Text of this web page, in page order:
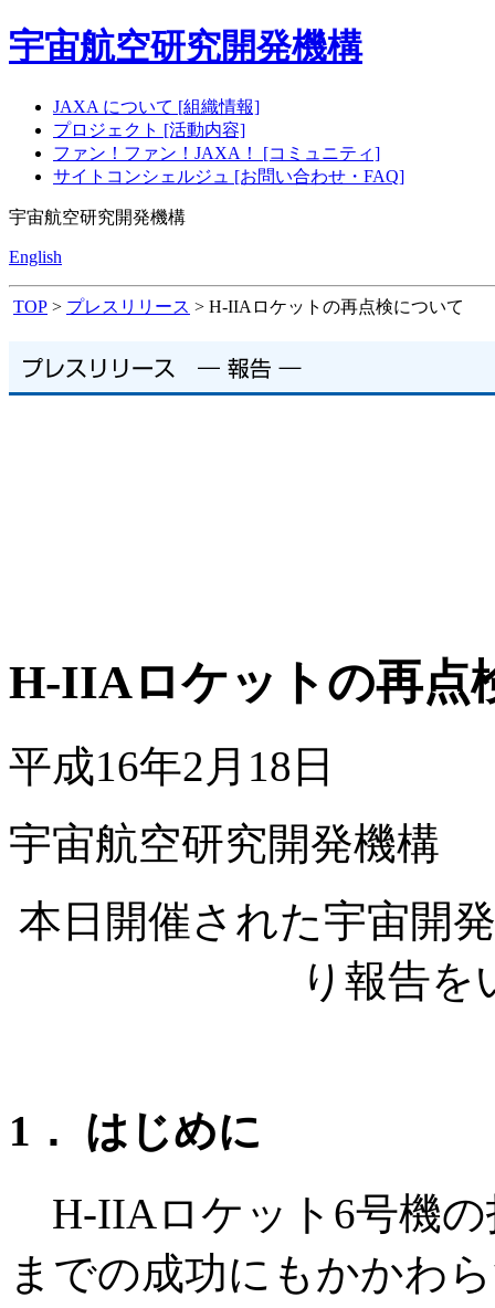
宇宙航空研究開発機構
JAXA について [組織情報]
プロジェクト [活動内容]
ファン！ファン！JAXA！ [コミュニティ]
サイトコンシェルジュ [お問い合わせ・FAQ]
宇宙航空研究開発機構
English
TOP > プレスリリース > H-IIAロケットの再点検について
H-IIAロケットの再点
平成16年2月18日
宇宙航空研究開発機構
本日開催された宇宙開
り報告を
1． はじめに
H-IIAロケット6号機の
までの成功にもかかわ